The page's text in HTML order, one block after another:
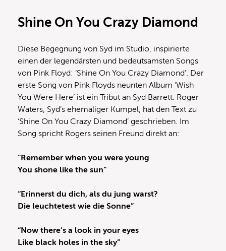
Shine On You Crazy Diamond
Diese Begegnung von Syd im Studio, inspirierte
einen der legendärsten und bedeutsamsten Songs
von Pink Floyd: ‘Shine On You Crazy Diamond’. Der
erste Song von Pink Floyds neunten Album ‘Wish
You Were Here’ ist ein Tribut an Syd Barrett. Roger
Waters, Syd’s ehemaliger Kumpel, hat den Text zu
‘Shine On You Crazy Diamond’ geschrieben. Im
Song spricht Rogers seinen Freund direkt an:
“Remember when you were young
You shone like the sun”
“Erinnerst du dich, als du jung warst?
Die leuchtetest wie die Sonne”
“Now there’s a look in your eyes
Like black holes in the sky”